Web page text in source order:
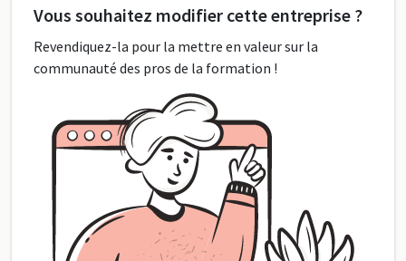
Vous souhaitez modifier cette entreprise ?
Revendiquez-la pour la mettre en valeur sur la
communauté des pros de la formation !